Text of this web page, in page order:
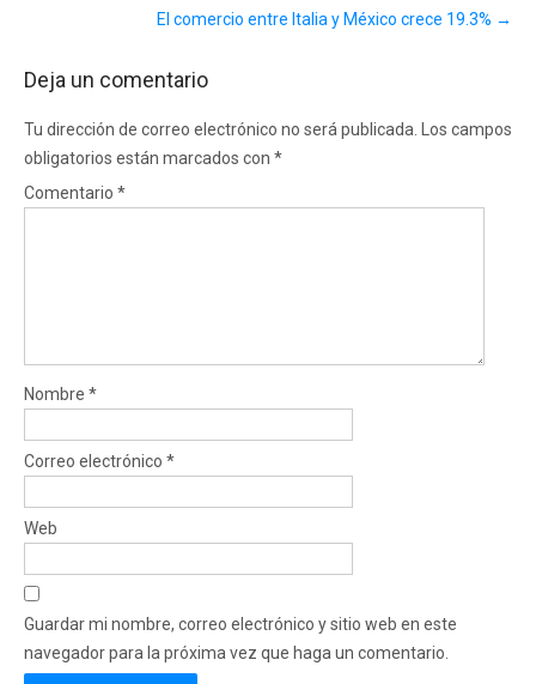
El comercio entre Italia y México crece 19.3% →
Deja un comentario
Tu dirección de correo electrónico no será publicada.
Los campos
obligatorios están marcados con *
Comentario *
Nombre *
Correo electrónico *
Web
Guardar mi nombre, correo electrónico y sitio web en este
navegador para la próxima vez que haga un comentario.